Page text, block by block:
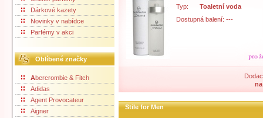
Dárkové kazety
Novinky v nabídce
Parfémy v akci
Oblíbené značky
Abercrombie & Fitch
Adidas
Agent Provocateur
Aigner
Typ:
Toaletní voda
Dostupná balení: ---
Stile for Men